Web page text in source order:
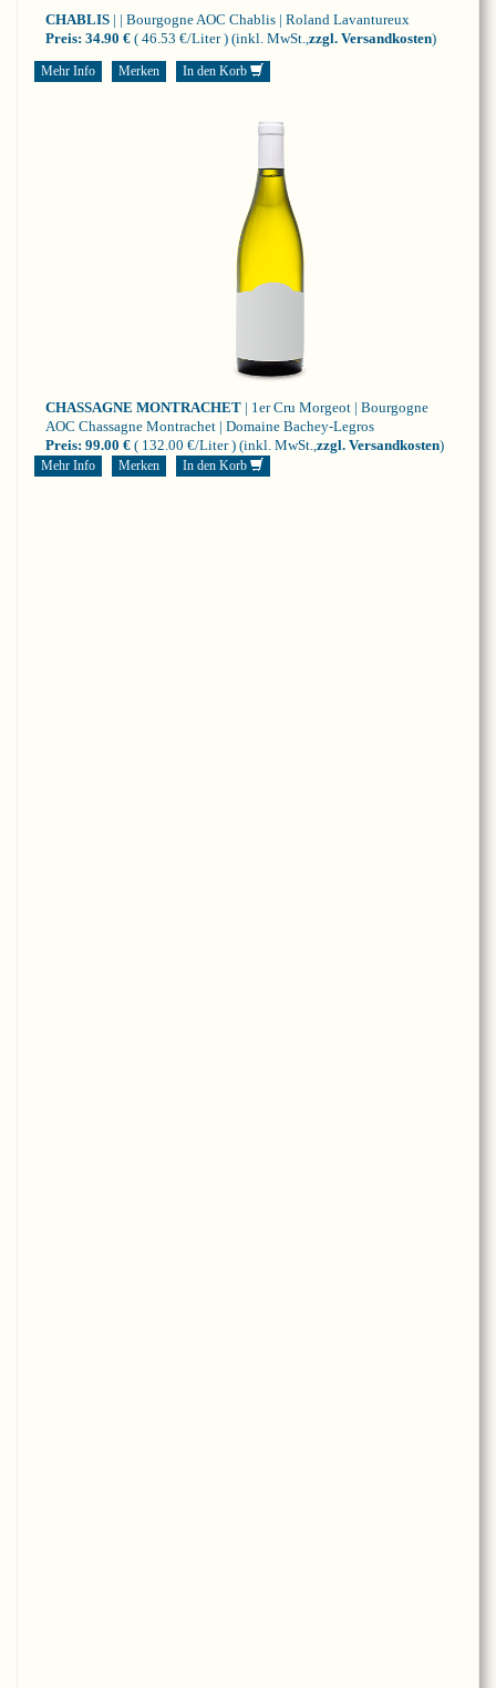
CHABLIS | | Bourgogne AOC Chablis | Roland Lavantureux
Preis: 34.90 € ( 46.53 €/Liter ) (inkl. MwSt., zzgl. Versandkosten)
Mehr Info Merken In den Korb
CHASSAGNE MONTRACHET | 1er Cru Morgeot | Bourgogne
AOC Chassagne Montrachet | Domaine Bachey-Legros
Preis: 99.00 € ( 132.00 €/Liter ) (inkl. MwSt., zzgl. Versandkosten)
Mehr Info Merken In den Korb